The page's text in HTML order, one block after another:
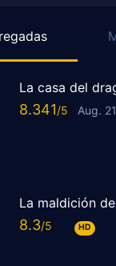
La casa del
8.341 Aug.
La maldición
8.3 HD